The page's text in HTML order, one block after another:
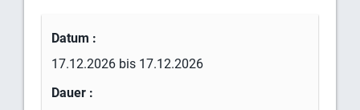
Datum :
17.12.2026 bis 17.12.2026
Dauer :